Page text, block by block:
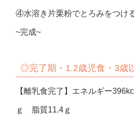
④水溶き片栗粉でとろみをつける
~完成~
◎完了期・1.2歳児食・3歳
【離乳食完了】エネルギー
ｇ 脂質11.4ｇ